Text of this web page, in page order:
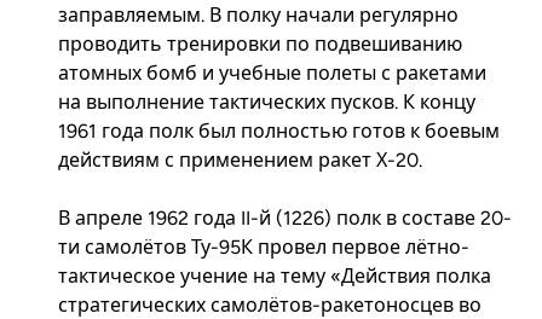
заправляемым. В полку начали регулярно
проводить тренировки по подвешиванию
атомных бомб и учебные полеты с ракетами
на выполнение тактических пусков. К концу
1961 года полк был полностью готов к боевым
действиям с применением ракет Х-20.
В апреле 1962 года II-й (1226) полк в составе 20-
ти самолётов Ту-95К провел первое лётно-
тактическое учение на тему «Действия полка
стратегических самолётов-ракетоносцев во